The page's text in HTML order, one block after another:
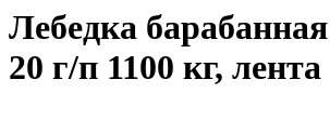
Лебедка
20 г/п 1100 кг,